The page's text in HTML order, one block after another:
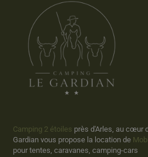
Camping 2 étoiles près d'Arles, au cœur
Gardian vous propose la location de
pour tentes, caravanes, camping-cars